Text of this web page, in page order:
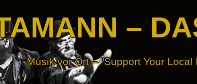
–
Musik vor Ort – "Support Your Local